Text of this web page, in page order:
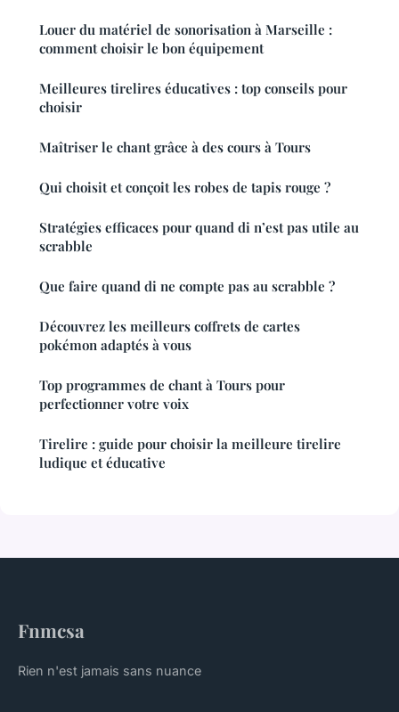
Louer du matériel de sonorisation à Marseille :
comment choisir le bon équipement
Meilleures tirelires éducatives : top conseils pour
choisir
Maîtriser le chant grâce à des cours à Tours
Qui choisit et conçoit les robes de tapis rouge ?
Stratégies efficaces pour quand di n’est pas utile au
scrabble
Que faire quand di ne compte pas au scrabble ?
Découvrez les meilleurs coffrets de cartes
pokémon adaptés à vous
Top programmes de chant à Tours pour
perfectionner votre voix
Tirelire : guide pour choisir la meilleure tirelire
ludique et éducative
Fnmcsa
Rien n'est jamais sans nuance